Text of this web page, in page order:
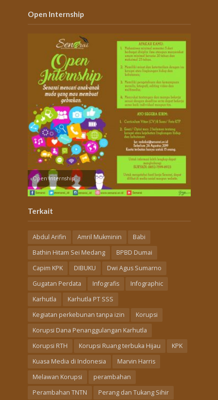
Open Internship
Open Internship
Terkait
Abdul Arifin Amril Mukminin
Babi
Bathin Hitam Sei Medang
BPBD Dumai
Capim KPK
DIBUKU
Dwi Agus Sumarno
Gugatan Perdata
Infografis
Infographic
Karhutla
Karhutla PT SSS
Kegiatan perkebunan tanpa izin
Korupsi
Korupsi Dana Penanggulangan Karhutla
Korupsi RTH
Korupsi Ruang terbuka Hijau
KPK
Kuasa Media di Indonesia
Marvin Harris
Melawan Korupsi
perambahan
Perambahan TNTN
Perang dan Tukang Sihir